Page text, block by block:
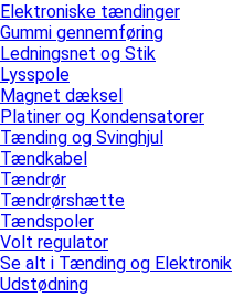
Elektroniske tændinger
Gummi gennemføring
Ledningsnet og Stik
Lysspole
Magnet dæksel
Platiner og Kondensatorer
Tænding og Svinghjul
Tændkabel
Tændrør
Tændrørshætte
Tændspoler
Volt regulator
Se alt i Tænding og Elektronik
Udstødning